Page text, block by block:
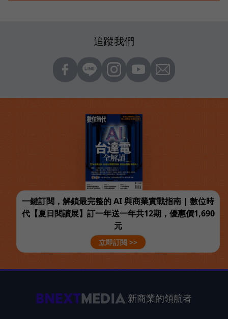
追蹤我們
一鍵訂閱，解鎖最完整的 AI 與商業實戰指南 | 數位時
代【夏日閱讀展】訂一年送一年共12期，優惠價1,690
元
立即訂閱 >>
新商業的領航者